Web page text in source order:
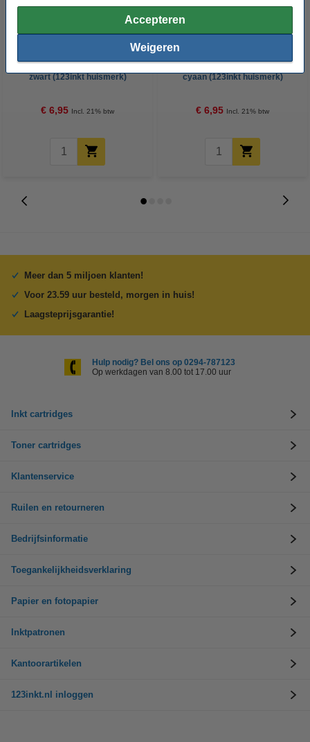
Accepteren
Weigeren
Epson 664 (T6641) inktfles
zwart (123inkt huismerk)
€ 6,95 Incl. 21% btw
Epson 664 (T6642) inktfles
cyaan (123inkt huismerk)
€ 6,95 Incl. 21% btw
Meer dan 5 miljoen klanten!
Voor 23.59 uur besteld, morgen in huis!
Laagsteprijsgarantie!
Hulp nodig? Bel ons op 0294-787123
Op werkdagen van 8.00 tot 17.00 uur
Inkt cartridges
Toner cartridges
Klantenservice
Ruilen en retourneren
Bedrijfsinformatie
Toegankelijkheidsverklaring
Papier en fotopapier
Inktpatronen
Kantoorartikelen
123inkt.nl inloggen